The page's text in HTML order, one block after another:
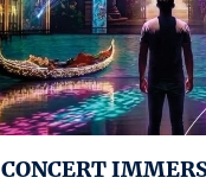
CONCERT